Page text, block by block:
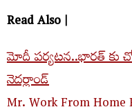
Read Also |
మోదీ పర్యటన..భారత్ కు
నెదర్లాండ్